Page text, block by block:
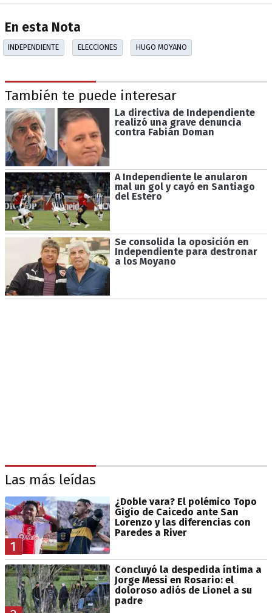
En esta Nota
INDEPENDIENTE ELECCIONES HUGO MOYANO
También te puede interesar
La directiva de Independiente
realizó una grave denuncia
contra Fabián Doman
A Independiente le anularon
mal un gol y cayó en Santiago
del Estero
Se consolida la oposición en
Independiente para destronar
a los Moyano
Las más leídas
1
¿Doble vara? El polémico Topo
Gigio de Caicedo ante San
Lorenzo y las diferencias con
Paredes a River
Concluyó la despedida íntima a
Jorge Messi en Rosario: el
doloroso adiós de Lionel a su
padre